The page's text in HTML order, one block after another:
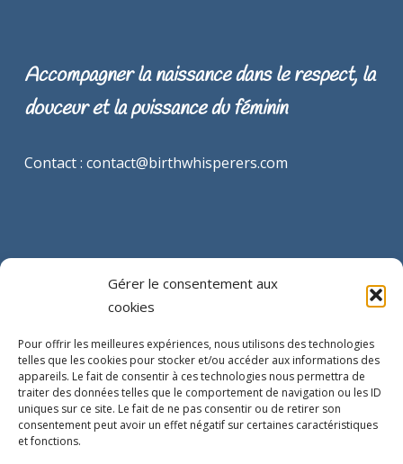
Gérer le consentement aux
cookies
Pour offrir les meilleures expériences, nous utilisons des technologies
telles que les cookies pour stocker et/ou accéder aux informations des
appareils. Le fait de consentir à ces technologies nous permettra de
traiter des données telles que le comportement de navigation ou les ID
uniques sur ce site. Le fait de ne pas consentir ou de retirer son
consentement peut avoir un effet négatif sur certaines caractéristiques
et fonctions.
Accompagner la naissance dans le respect, la
douceur et la puissance du féminin
Contact : contact@birthwhisperers.com
INFORMATIONS LEGALES
Mentions légales
Conditions générales de vente